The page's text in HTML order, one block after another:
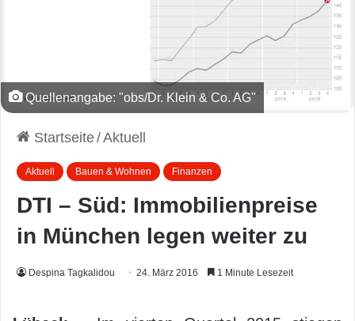
Quellenangabe: "obs/Dr. Klein & Co. AG"
Startseite/Aktuell
Aktuell Bauen & Wohnen Finanzen
DTI – Süd: Immobilienpreise
in München legen weiter zu
Despina Tagkalidou 24. März 2016 1 Minute Lesezeit